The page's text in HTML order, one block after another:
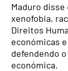
Maduro disse
xenofobia,
Direitos
económicas
defendendo
económica.